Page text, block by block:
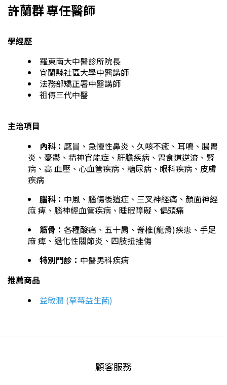
許蘭群 專任醫師
學經歷
羅東南大中醫診所院長
宜蘭縣社區大學中醫講師
法務部矯正署中醫講師
祖傳三代中醫
主治項目
內科： 感冒、急慢性鼻炎、久咳不癒、耳鳴、腸胃
炎、憂鬱、精神官能症、肝膽疾病、胃食道逆流、腎
病、高 血壓、心血管疾病、糖尿病、眼科疾病、皮膚
疾病
腦科： 中風、腦傷後遺症、三叉神經痛、顏面神經
麻 痺、腦神經血管疾病、睡眠障礙、偏頭痛
筋骨： 各種酸痛、五十肩、脊椎(龍骨)疾患、手足
麻 痺、退化性關節炎、四肢扭挫傷
特別門診： 中醫男科疾病
推薦商品
益敏潤 (草莓益生菌)
顧客服務